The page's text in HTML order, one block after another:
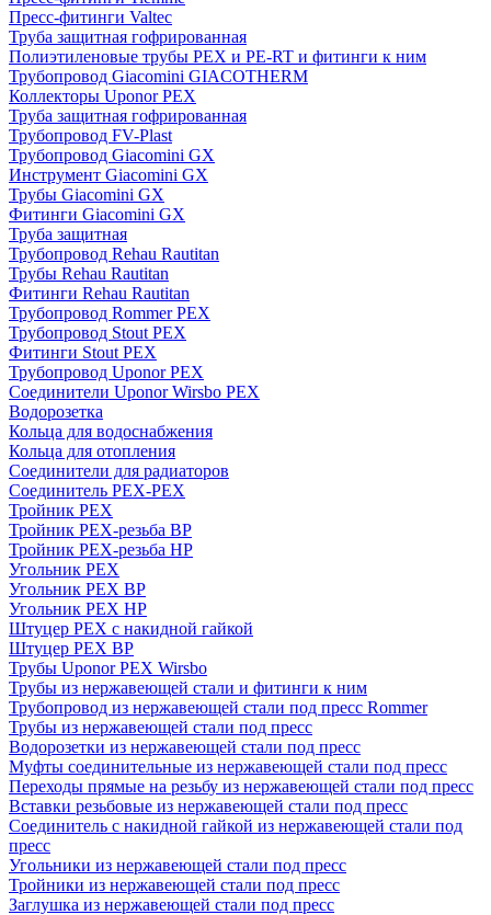
Пресс-фитинги Valtec
Труба защитная гофрированная
Полиэтиленовые трубы PEX и PE-RT и фитинги к ним
Трубопровод Giacomini GIACOTHERM
Коллекторы Uponor PEX
Труба защитная гофрированная
Трубопровод FV-Plast
Трубопровод Giacomini GX
Инструмент Giacomini GX
Трубы Giacomini GX
Фитинги Giacomini GX
Труба защитная
Трубопровод Rehau Rautitan
Трубы Rehau Rautitan
Фитинги Rehau Rautitan
Трубопровод Rommer PEX
Трубопровод Stout PEX
Фитинги Stout PEX
Трубопровод Uponor PEX
Соединители Uponor Wirsbo PEX
Водорозетка
Кольца для водоснабжения
Кольца для отопления
Соединители для радиаторов
Соединитель PEX-PEX
Тройник PEX
Тройник PEX-резьба ВР
Тройник PEX-резьба НР
Угольник PEX
Угольник PEX ВР
Угольник PEX НР
Штуцер PEX c накидной гайкой
Штуцер PEX ВР
Трубы Uponor PEX Wirsbo
Трубы из нержавеющей стали и фитинги к ним
Трубопровод из нержавеющей стали под пресс Rommer
Трубы из нержавеющей стали под пресс
Водорозетки из нержавеющей стали под пресс
Муфты соединительные из нержавеющей стали под пресс
Переходы прямые на резьбу из нержавеющей стали под пресс
Вставки резьбовые из нержавеющей стали под пресс
Соединитель с накидной гайкой из нержавеющей стали под
пресс
Угольники из нержавеющей стали под пресс
Тройники из нержавеющей стали под пресс
Заглушка из нержавеющей стали под пресс